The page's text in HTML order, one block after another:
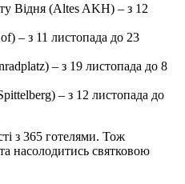
Відня (Altes AKH) – з 12
– з 11 листопада до 23
– з 19 листопада до 8
– з 12 листопада до
з 365 готелями. Тож
насолодитись святковою